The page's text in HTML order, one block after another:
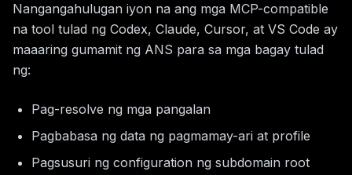
Nangangahulugan iyon na ang mga MCP-compatible
na tool tulad ng Codex, Claude, Cursor, at VS Code ay
maaaring gumamit ng ANS para sa mga bagay tulad
ng:
Pag-resolve ng mga pangalan
Pagbabasa ng data ng pagmamay-ari at profile
Pagsusuri ng configuration ng subdomain root